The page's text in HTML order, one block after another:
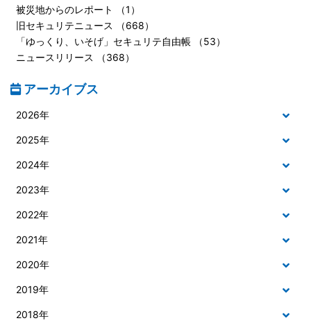
被災地からのレポート （1）
旧セキュリテニュース （668）
「ゆっくり、いそげ」セキュリテ自由帳 （53）
ニュースリリース （368）
アーカイブス
2026年
2025年
2024年
2023年
2022年
2021年
2020年
2019年
2018年